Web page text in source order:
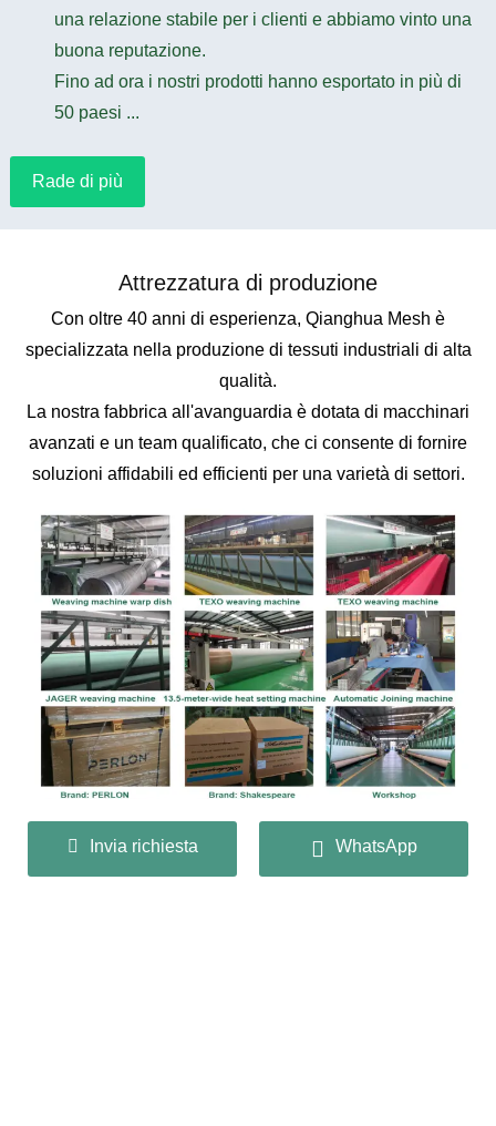
una relazione stabile per i clienti e abbiamo vinto una
buona reputazione.
Fino ad ora i nostri prodotti hanno esportato in più di
50 paesi ...
Rade di più
Attrezzatura di produzione
Con oltre 40 anni di esperienza, Qianghua Mesh è
specializzata nella produzione di tessuti industriali di alta
qualità.
La nostra fabbrica all'avanguardia è dotata di macchinari
avanzati e un team qualificato, che ci consente di fornire
soluzioni affidabili ed efficienti per una varietà di settori.
Invia richiesta WhatsApp